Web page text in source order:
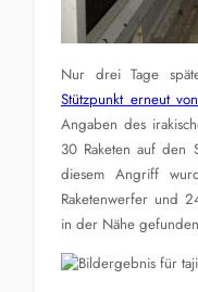
Nur drei Tage
Stützpunkt erneut
Angaben des
30 Raketen auf den
diesem Angriff
Raketenwerfer und
in der Nähe